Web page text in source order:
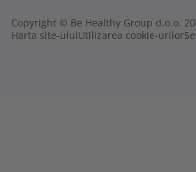
Copyright © Be Healthy Group d.o.o.
Harta site-uluiUtilizarea cookie-urilor